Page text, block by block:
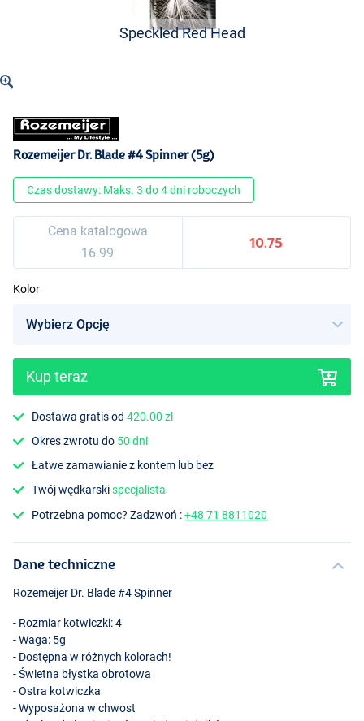
Speckled Red Head
Speckled Hot Pike
Rozemeijer Dr. Blade #4 Spinner (5g)
Czas dostawy: Maks. 3 do 4 dni roboczych
Cena katalogowa
16.99
10.75
Kolor
Kup teraz
Dostawa gratis od420.00 zl
Okres zwrotu do 50 dni
Łatwe zamawianie z kontem lub bez
Twój wędkarskispecjalista
Potrzebna pomoc? Zadzwoń :+48 71 8811020
Dane techniczne
Rozemeijer Dr. Blade #4 Spinner
- Rozmiar kotwiczki: 4
- Waga: 5g
- Dostępna w różnych kolorach!
- Świetna błystka obrotowa
- Ostra kotwiczka
- Wyposażona w chwost